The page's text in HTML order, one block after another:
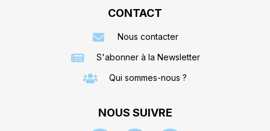
CONTACT
Nous contacter
S'abonner à la Newsletter
Qui sommes-nous ?
NOUS SUIVRE